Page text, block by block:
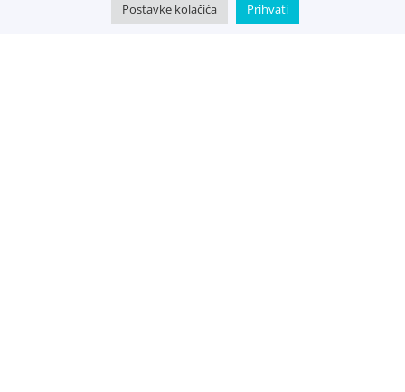
Music Metropolis d.o.o.- 2022 - Sva prava zadržana.
Postavke kolačića Prihvati